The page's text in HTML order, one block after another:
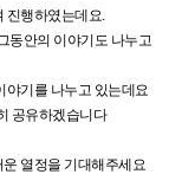
진행하였는데요.
동안의 이야기도 나누고
야기를 나누고 있는데요
공유하겠습니다
열정을 기대해주세요